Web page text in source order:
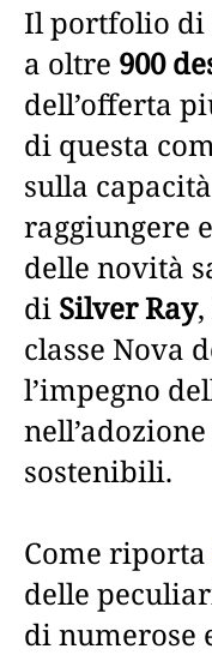
Il portfolio di
a oltre 900
dell’offerta
di questa
sulla
raggiungere
delle novità
di Silver Ray
classe Nova
l’impegno
sostenibili.
Come riporta
delle
di numerose